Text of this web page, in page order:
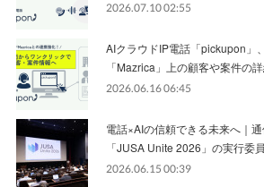
2026.07.10 02:55
AIクラウドIP電話「pickupon」
「Mazrica」上の顧客や案件の
2026.06.16 06:45
電話×AIの信頼できる未来へ｜
「JUSA Unite 2026」の実行委
2026.06.15 00:39